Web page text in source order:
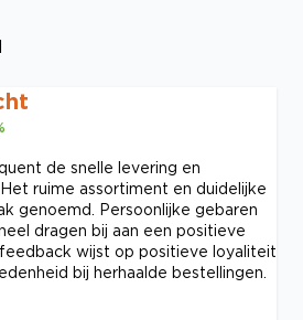
de snelle levering en
ruime assortiment en duidelijke
genoemd. Persoonlijke gebaren
dragen bij aan een positieve
wijst op positieve loyaliteit
bij herhaalde bestellingen.